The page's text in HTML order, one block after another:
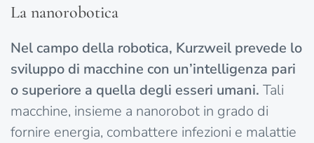
La nanorobotica
Nel campo della robotica, Kurzweil prevede lo
sviluppo di macchine con un’intelligenza pari
o superiore a quella degli esseri umani. Tali
macchine, insieme a nanorobot in grado di
fornire energia, combattere infezioni e malattie